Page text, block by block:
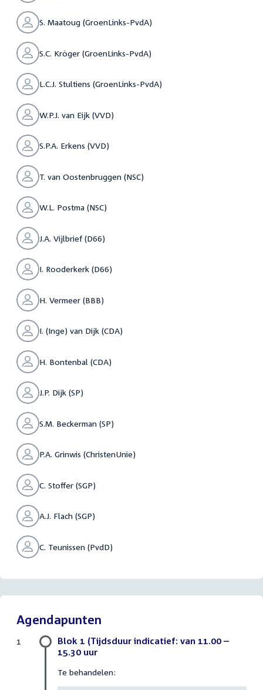
S. Maatoug (GroenLinks-PvdA)
S.C. Kröger (GroenLinks-PvdA)
L.C.J. Stultiens (GroenLinks-PvdA)
W.P.J. van Eijk (VVD)
S.P.A. Erkens (VVD)
T. van Oostenbruggen (NSC)
W.L. Postma (NSC)
J.A. Vijlbrief (D66)
I. Rooderkerk (D66)
H. Vermeer (BBB)
I. (Inge) van Dijk (CDA)
H. Bontenbal (CDA)
J.P. Dijk (SP)
S.M. Beckerman (SP)
P.A. Grinwis (ChristenUnie)
C. Stoffer (SGP)
A.J. Flach (SGP)
C. Teunissen (PvdD)
Agendapunten
Blok 1 (Tijdsduur indicatief: van 11.00 –
15.30 uur
Te behandelen:
1